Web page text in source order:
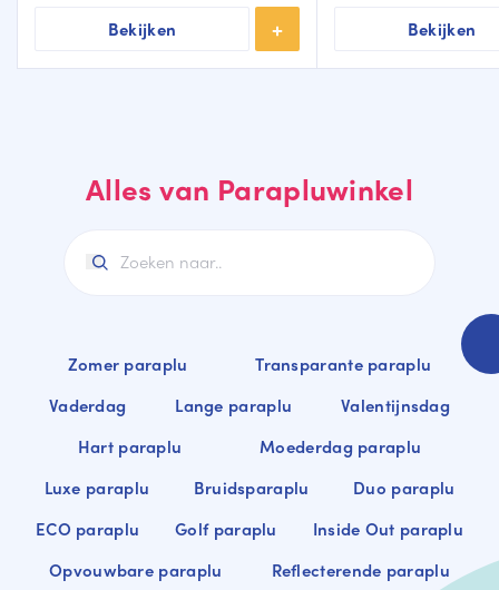
Bekijken
Bekijken
Alles van Parapluwinkel
Zomer paraplu
Transparante paraplu
Vaderdag
Lange paraplu
Valentijnsdag
Hart paraplu
Moederdag paraplu
Luxe paraplu
Bruidsparaplu
Duo paraplu
ECO paraplu
Golf paraplu
Inside Out paraplu
Opvouwbare paraplu
Reflecterende paraplu